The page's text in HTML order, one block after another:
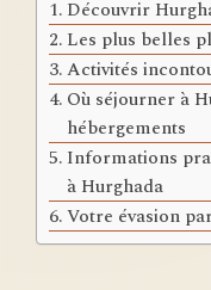
Découvrir
Les plus belles
Activités
Où séjourner à
hébergements
Informations
à Hurghada
Votre évasion